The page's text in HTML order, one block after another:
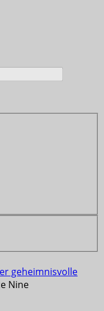
geheimnisvolle